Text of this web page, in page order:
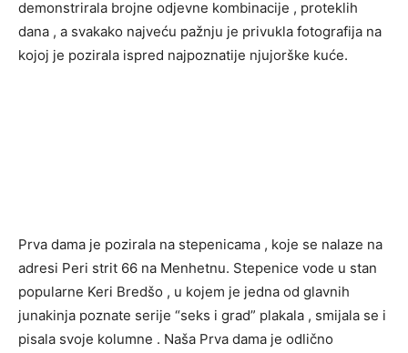
demonstrirala brojne odjevne kombinacije , proteklih
dana , a svakako najveću pažnju je privukla fotografija na
kojoj je pozirala ispred najpoznatije njujorške kuće.
Prva dama je pozirala na stepenicama , koje se nalaze na
adresi Peri strit 66 na Menhetnu. Stepenice vode u stan
popularne Keri Bredšo , u kojem je jedna od glavnih
junakinja poznate serije “seks i grad” plakala , smijala se i
pisala svoje kolumne . Naša Prva dama je odlično